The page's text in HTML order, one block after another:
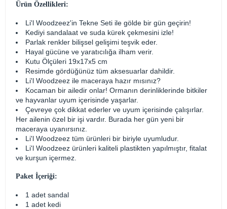
Ürün Özellikleri:
Li'l Woodzeez'in Tekne Seti ile gölde bir gün geçirin!
Kediyi sandalaat ve suda kürek çekmesini izle!
Parlak renkler bilişsel gelişimi teşvik eder.
Hayal gücüne ve yaratıcılığa ilham verir.
Kutu Ölçüleri 19x17x5 cm
Resimde gördüğünüz tüm aksesuarlar dahildir.
Li'l Woodzeez ile maceraya hazır mısınız?
Kocaman bir ailedir onlar! Ormanın derinliklerinde bitkiler
ve hayvanlar uyum içerisinde yaşarlar.
Çevreye çok dikkat ederler ve uyum içerisinde çalışırlar.
Her ailenin özel bir işi vardır. Burada her gün yeni bir
maceraya uyanırsınız.
Li'l Woodzeez tüm ürünleri bir biriyle uyumludur.
Li'l Woodzeez ürünleri kaliteli plastikten yapılmıştır, fitalat
ve kurşun içermez.
Paket İçeriği:
1 adet sandal
1 adet kedi